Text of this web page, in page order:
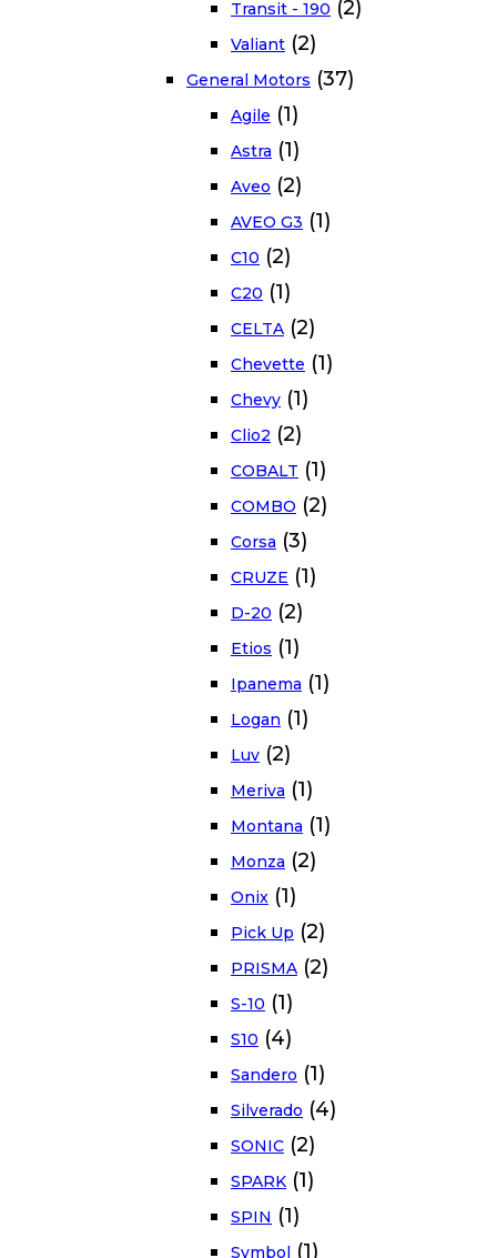
Transit - 190 (2)
Valiant (2)
General Motors (37)
Agile (1)
Astra (1)
Aveo (2)
AVEO G3 (1)
C10 (2)
C20 (1)
CELTA (2)
Chevette (1)
Chevy (1)
Clio2 (2)
COBALT (1)
COMBO (2)
Corsa (3)
CRUZE (1)
D-20 (2)
Etios (1)
Ipanema (1)
Logan (1)
Luv (2)
Meriva (1)
Montana (1)
Monza (2)
Onix (1)
Pick Up (2)
PRISMA (2)
S-10 (1)
S10 (4)
Sandero (1)
Silverado (4)
SONIC (2)
SPARK (1)
SPIN (1)
Symbol (1)